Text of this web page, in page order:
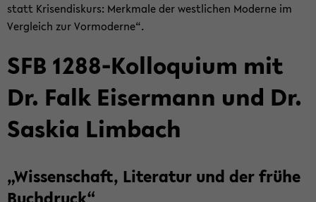
statt Kri­sen­dis­kurs: Merk­ma­le der west­li­chen Mo­der­ne im
Ver­gleich zur Vor­mo­der­ne“.
SFB 1288-​Kolloquium mit
Dr. Falk Eis­er­mann und Dr.
Sas­kia Lim­bach
„Wis­sen­schaft, Li­te­ra­tur und der frühe